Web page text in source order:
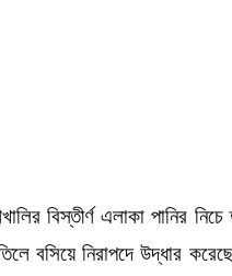
বিস্তীর্ণ এলাকা পানির
নিরাপদে উদ্ধার করেছে